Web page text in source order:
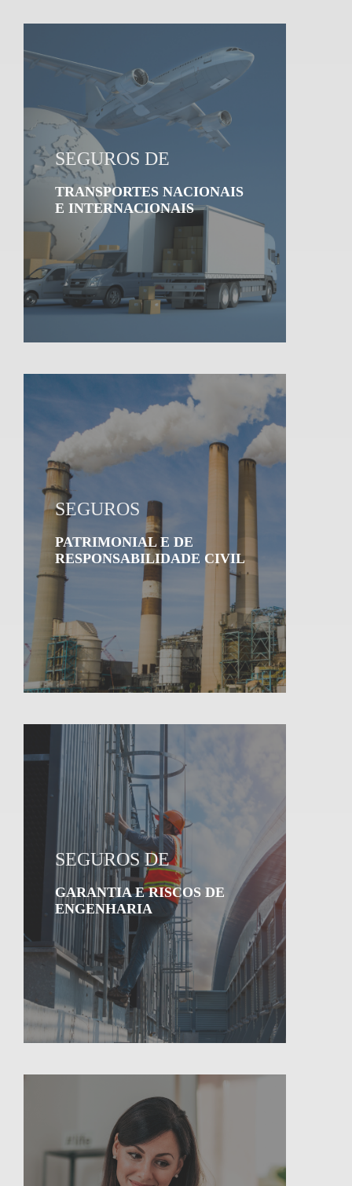
SEGUROS DE
TRANSPORTES NACIONAIS
E INTERNACIONAIS
SEGUROS
PATRIMONIAL E DE
RESPONSABILIDADE CIVIL
SEGUROS DE
GARANTIA E RISCOS DE
ENGENHARIA